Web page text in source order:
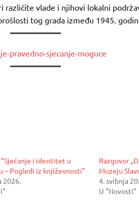
različite vlade i njihovi lokalni
tog grada između 1945.
pravedno-sjecanje-moguce
“Sjećanje i identitet u
– Pogledi iz književnosti”
2026.
Razgovor
Muzeju
4. svibnja
U "Novosti"